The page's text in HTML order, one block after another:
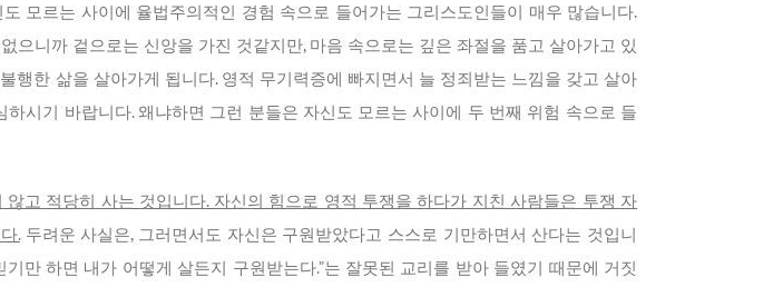
모르는 사이에 율법주의적인 경험 속으로 들어가는 그리스도인들이 매우 많습니다.
니까 겉으로는 신앙을 가진 것같지만, 마음 속으로는 깊은 좌절을 품고 살아가고 있
행한 삶을 살아가게 됩니다. 영적 무기력증에 빠지면서 늘 정죄받는 느낌을 갖고 살아
시기 바랍니다. 왜냐하면 그런 분들은 자신도 모르는 사이에 두 번째 위험 속으로 들
고 적당히 사는 것입니다. 자신의 힘으로 영적 투쟁을 하다가 지친 사람들은 투쟁 자
.두려운 사실은, 그러면서도 자신은 구원받았다고 스스로 기만하면서 산다는 것입니
만 하면 내가 어떻게 살든지 구원받는다.”는 잘못된 교리를 받아 들였기 때문에 거짓